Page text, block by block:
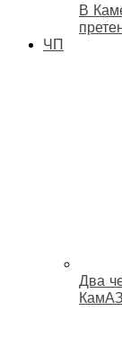
В
ЧП
Два